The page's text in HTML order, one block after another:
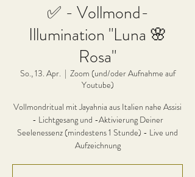
✅ - Vollmond-
Illumination "Luna 🌸
Rosa"
So., 13. Apr.
  |
Zoom (und/oder Aufnahme auf
Youtube)
Vollmondritual mit Jayahnia aus Italien nahe Assisi
- Lichtgesang und -Aktivierung Deiner
Seelenessenz (mindestens 1 Stunde) - Live und
Aufzeichnung